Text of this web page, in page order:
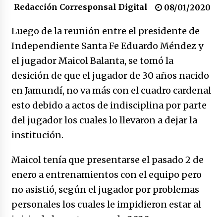
Corina Machado y su sed de poder
Irán, donde están los pinches grupos
feministas
16/01/2026
Medellín necesita gobernantes con sentido
de pertenencia
15/01/2026
Captura de Maduro, donde manda capitán,
no manda marinero.
04/01/2026
Redacción Corresponsal Digital 08/01/2020
Luego de la reunión entre el presidente de
Independiente Santa Fe Eduardo Méndez y
el jugador Maicol Balanta, se tomó la
desición de que el jugador de 30 años nacido
en Jamundí, no va más con el cuadro cardenal
esto debido a actos de indisciplina por parte
del jugador los cuales lo llevaron a dejar la
institución.
Maicol tenía que presentarse el pasado 2 de
enero a entrenamientos con el equipo pero
no asistió, según el jugador por problemas
personales los cuales le impidieron estar al